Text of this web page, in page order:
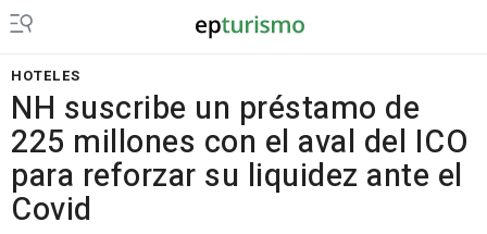
HOTELES
NH suscribe un préstamo de
225 millones con el aval del ICO
para reforzar su liquidez ante el
Covid